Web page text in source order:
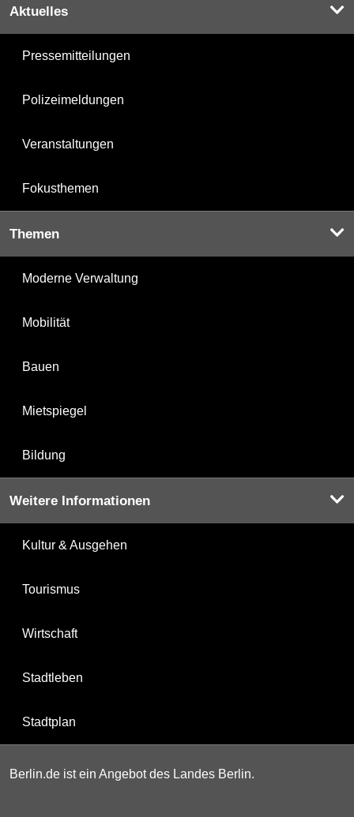
Aktuelles
Pressemitteilungen
Polizeimeldungen
Veranstaltungen
Fokusthemen
Themen
Moderne Verwaltung
Mobilität
Bauen
Mietspiegel
Bildung
Weitere Informationen
Kultur & Ausgehen
Tourismus
Wirtschaft
Stadtleben
Stadtplan
Berlin.de ist ein Angebot des Landes Berlin.